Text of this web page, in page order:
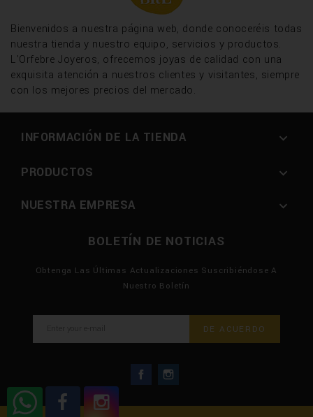
Bienvenidos a nuestra página web, donde conoceréis todas
nuestra tienda y nuestro equipo, servicios y productos.
L'Orfebre Joyeros, ofrecemos joyas de calidad con una
exquisita atención a nuestros clientes y visitantes, siempre
con los mejores precios del mercado.
INFORMACIÓN DE LA TIENDA 
PRODUCTOS

NUESTRA EMPRESA

BOLETÍN DE NOTICIAS
Obtenga Las Últimas Actualizaciones Suscribiéndose A
Nuestro Boletín
Facebook